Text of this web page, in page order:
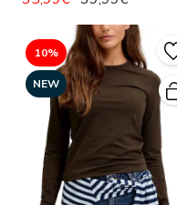
10%
NEW